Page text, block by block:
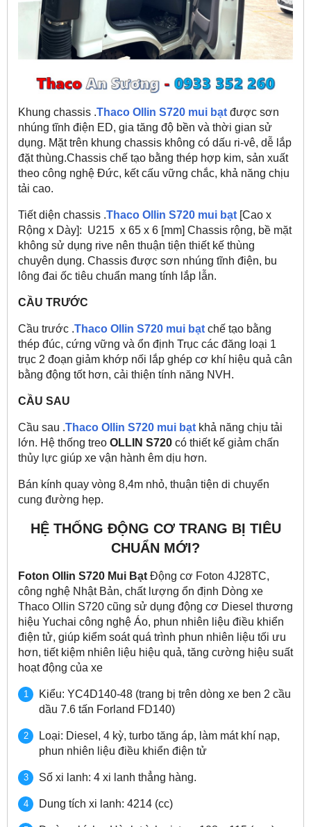
Khung chassis .Thaco Ollin S720 mui bạt được sơn
nhúng tĩnh điện ED, gia tăng độ bền và thời gian sử
dụng. Mặt trên khung chassis không có dấu ri-vê, dễ lắp
đặt thùng.Chassis chế tạo bằng thép hợp kim, sản xuất
theo công nghệ Đức, kết cấu vững chắc, khả năng chịu
tải cao.
Tiết diện chassis .Thaco Ollin S720 mui bạt [Cao x
Rộng x Dày]: U215 x 65 x 6 [mm] Chassis rộng, bề mặt
không sử dụng rive nên thuận tiện thiết kế thùng
chuyên dụng. Chassis được sơn nhúng tĩnh điện, bu
lông đai ốc tiêu chuẩn mang tính lắp lẫn.
CẦU TRƯỚC
Cầu trước .Thaco Ollin S720 mui bạt chế tạo bằng
thép đúc, cứng vững và ổn định Trục các đăng loại 1
trục 2 đoạn giảm khớp nối lắp ghép cơ khí hiệu quả cân
bằng động tốt hơn, cải thiện tính năng NVH.
CẦU SAU
Cầu sau .Thaco Ollin S720 mui bạt khả năng chịu tải
lớn. Hệ thống treo OLLIN S720 có thiết kế giảm chấn
thủy lực giúp xe vận hành êm dịu hơn.
Bán kính quay vòng 8,4m nhỏ, thuận tiện di chuyển
cung đường hẹp.
HỆ THỐNG ĐỘNG CƠ TRANG BỊ TIÊU
CHUẨN MỚI?
Foton Ollin S720 Mui Bạt Động cơ Foton 4J28TC,
công nghệ Nhật Bản, chất lượng ổn định Dòng xe
Thaco Ollin S720 cũng sử dụng động cơ Diesel thương
hiệu Yuchai công nghệ Áo, phun nhiên liệu điều khiển
điện tử, giúp kiểm soát quá trình phun nhiên liệu tối ưu
hơn, tiết kiệm nhiên liệu hiệu quả, tăng cường hiệu suất
hoạt động của xe
Kiểu: YC4D140-48 (trang bị trên dòng xe ben 2 cầu
dầu 7.6 tấn Forland FD140)
Loại: Diesel, 4 kỳ, turbo tăng áp, làm mát khí nạp,
phun nhiên liệu điều khiển điện tử
Số xi lanh: 4 xi lanh thẳng hàng.
Dung tích xi lanh: 4214 (cc)